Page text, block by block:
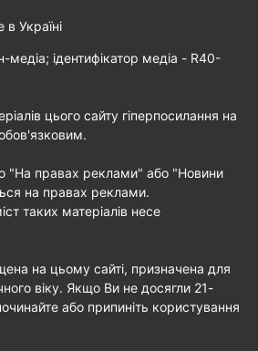
Україні
медіа; ідентифікатор медіа - R40-
цього сайту гіперпосилання на
"На правах реклами" або "Новини
на правах реклами.
таких матеріалів несе
на цьому сайті, призначена для
віку. Якщо Ви не досягли 21-
або припиніть користування